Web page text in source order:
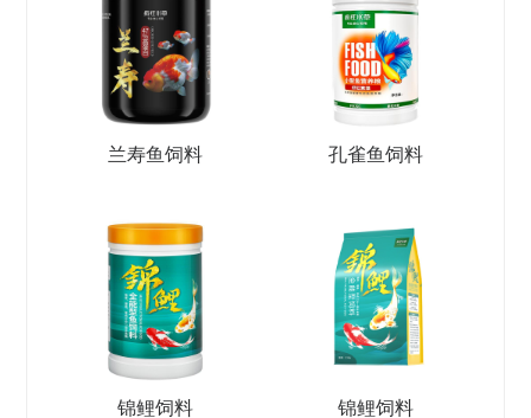
兰寿鱼饲料 孔雀鱼饲料
锦鲤饲料 锦鲤饲料